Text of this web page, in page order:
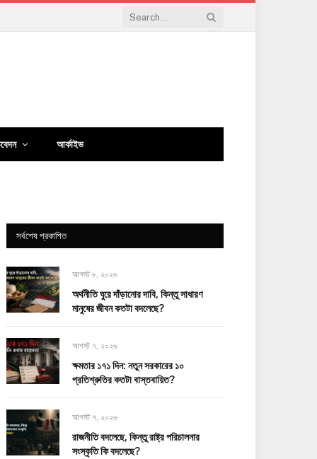
আর্কাইভ
সর্বশেষ প্রকাশিত
আগস্ট ৮, ২০২৬
অর্থনীতি ঘুরে দাঁড়ানোর দাবি, কিন্তু সাধারণ
মানুষের জীবন কতটা বদলেছে?
আগস্ট ৭, ২০২৬
ক্ষমতার ১৭১ দিন: নতুন সরকারের ১০
প্রতিশ্রুতির কতটা বাস্তবায়িত?
আগস্ট ৭, ২০২৬
রাজনীতি বদলেছে, কিন্তু রাষ্ট্র পরিচালনার
সংস্কৃতি কি বদলেছে?